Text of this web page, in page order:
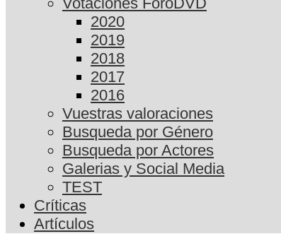
2020
2019
2018
2017
2016
Vuestras valoraciones
Busqueda por Género
Busqueda por Actores
Galerias y Social Media
TEST
Críticas
Artículos